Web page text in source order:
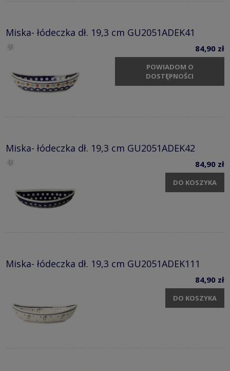
Miska- łódeczka dł. 19,3 cm GU2051ADEK41
84,90 zł
POWIADOM O
DOSTĘPNOŚCI
Miska- łódeczka dł. 19,3 cm GU2051ADEK42
84,90 zł
DO KOSZYKA
Miska- łódeczka dł. 19,3 cm GU2051ADEK111
84,90 zł
DO KOSZYKA